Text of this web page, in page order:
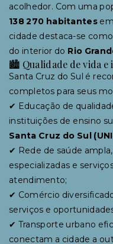
acolhedor. Com uma
138 270 habitantesem
cidade destaca-se
do interior do Rio
🏙 Qualidade de vida
Santa Cruz do Sul é
completos para seus
✔ Educação de
instituições de ensino
Santa Cruz do Sul
✔ Rede de saúde
especializadas e
atendimento;
✔ Comércio
serviços e
✔ Transporte urbano
conectam a cidade a